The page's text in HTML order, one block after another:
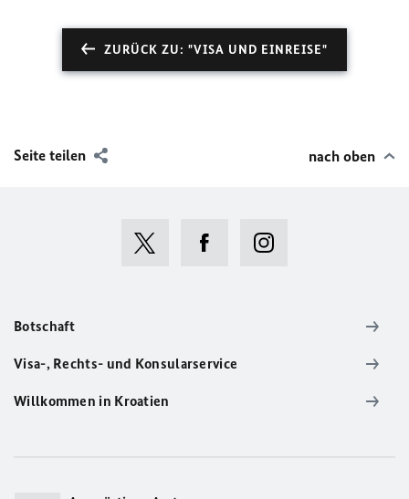
ZURÜCK ZU: "VISA UND EINREISE"
Seite teilen nach oben
Botschaft
Visa-, Rechts- und Konsularservice
Willkommen in Kroatien